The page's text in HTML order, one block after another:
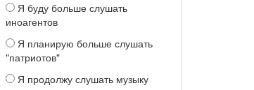
Я буду больше слушать
иноагентов
Я планирую больше слушать
"патриотов"
Я продолжу слушать музыку